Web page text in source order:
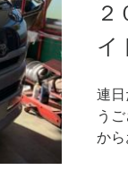
イ
連日
う
から